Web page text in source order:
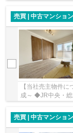
売買 | 中古マンション
【当社売主物件
成～ ◆JR中央・総
売買 | 中古マンション